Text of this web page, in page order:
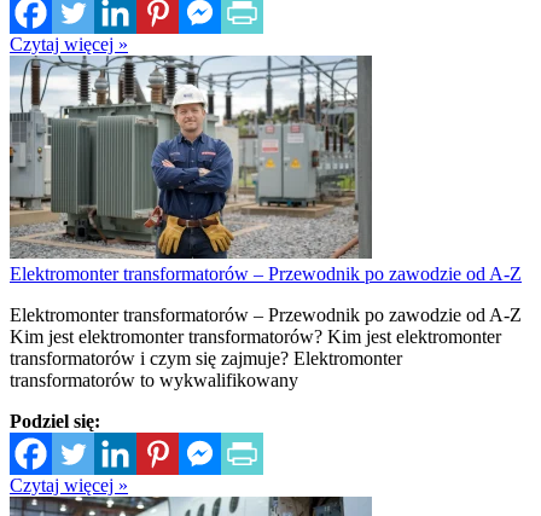
Czytaj więcej »
Elektromonter transformatorów – Przewodnik po zawodzie od A-Z
Elektromonter transformatorów – Przewodnik po zawodzie od A-Z
Kim jest elektromonter transformatorów? Kim jest elektromonter
transformatorów i czym się zajmuje? Elektromonter
transformatorów to wykwalifikowany
Podziel się:
Czytaj więcej »